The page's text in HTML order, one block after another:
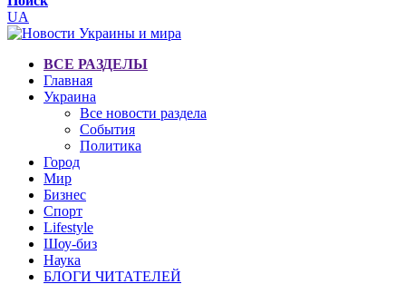
UA
ВСЕ РАЗДЕЛЫ
Главная
Украина
Все новости раздела
События
Политика
Город
Мир
Бизнес
Спорт
Lifestyle
Шоу-биз
Наука
БЛОГИ ЧИТАТЕЛЕЙ